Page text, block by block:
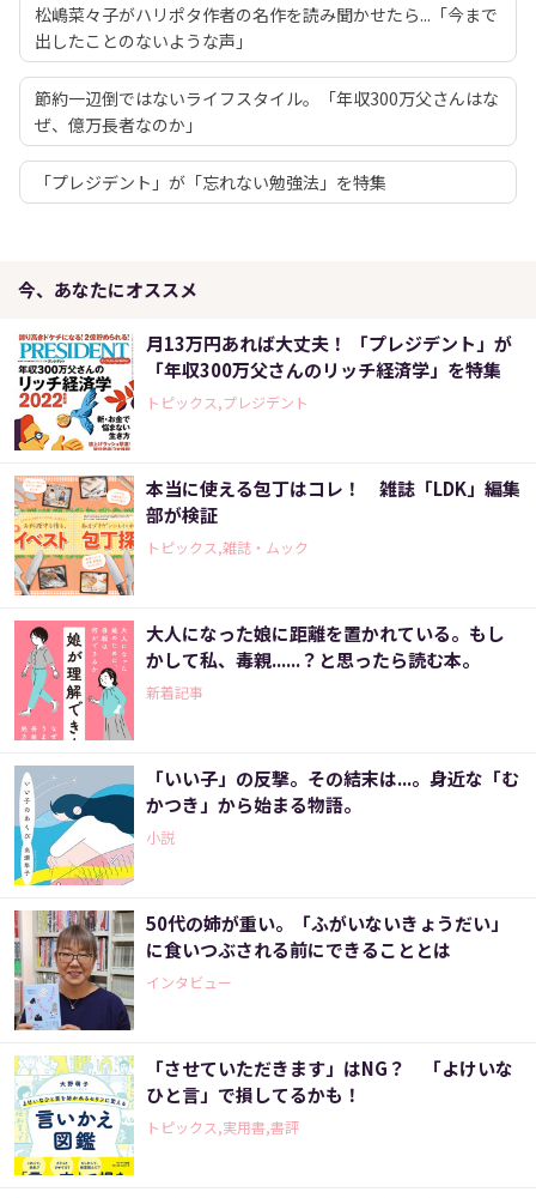
松嶋菜々子がハリポタ作者の名作を読み聞かせたら...「今まで
出したことのないような声」
節約一辺倒ではないライフスタイル。「年収300万父さんはな
ぜ、億万長者なのか」
「プレジデント」が「忘れない勉強法」を特集
今、あなたにオススメ
月13万円あれば大丈夫！ 「プレジデント」が
「年収300万父さんのリッチ経済学」を特集
トピックス,プレジデント
本当に使える包丁はコレ！ 雑誌「LDK」編集
部が検証
トピックス,雑誌・ムック
大人になった娘に距離を置かれている。もし
かして私、毒親......？と思ったら読む本。
新着記事
「いい子」の反撃。その結末は...。身近な「む
かつき」から始まる物語。
小説
50代の姉が重い。「ふがいないきょうだい」
に食いつぶされる前にできることとは
インタビュー
「させていただきます」はNG？ 「よけいな
ひと言」で損してるかも！
トピックス,実用書,書評